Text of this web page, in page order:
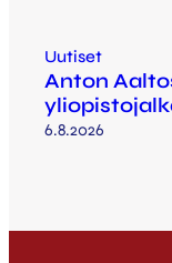
Uutiset
Anton
6.8.2026